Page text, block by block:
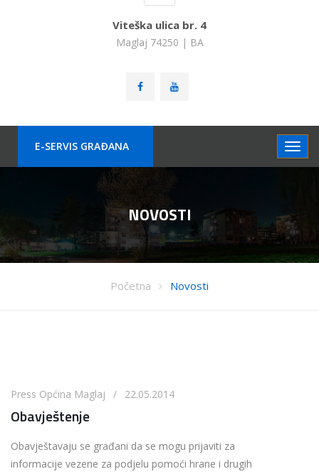
Viteška ulica br. 4
Maglaj 74250 | BA
E-SERVIS GRAÐANA
NOVOSTI
Početna Novosti
Press Općina Maglaj / 22.05.2014
Obavještenje
Obavještavaju se građani da se mogu prijaviti za
informacije vezene za podjelu pomoći hrane i drugih